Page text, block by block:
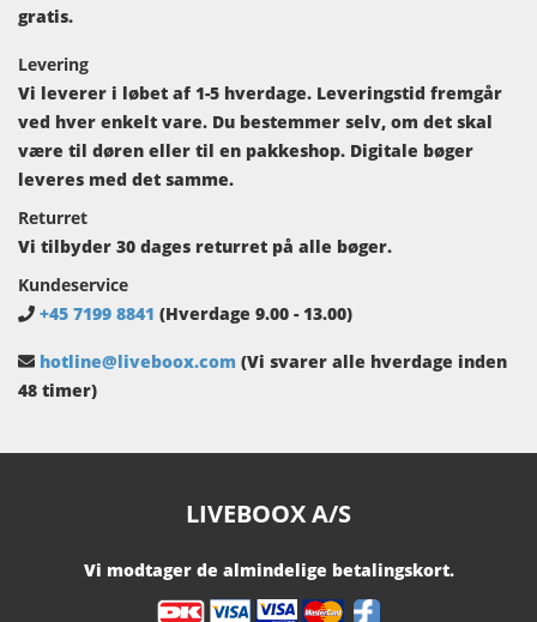
gratis.
Levering
Vi leverer i løbet af 1-5 hverdage. Leveringstid fremgår
ved hver enkelt vare. Du bestemmer selv, om det skal
være til døren eller til en pakkeshop. Digitale bøger
leveres med det samme.
Returret
Vi tilbyder 30 dages returret på alle bøger.
Kundeservice
+45 7199 8841 (Hverdage 9.00 - 13.00)
hotline@liveboox.com (Vi svarer alle hverdage inden
48 timer)
LIVEBOOX A/S
Vi modtager de almindelige betalingskort.